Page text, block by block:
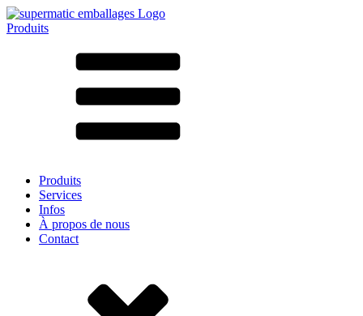
Produits
LD-PEProduits
Services
Infos
À propos de nous
Contact